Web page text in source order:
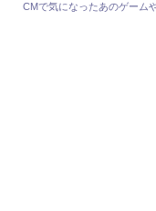
CMで気になったあのゲーム